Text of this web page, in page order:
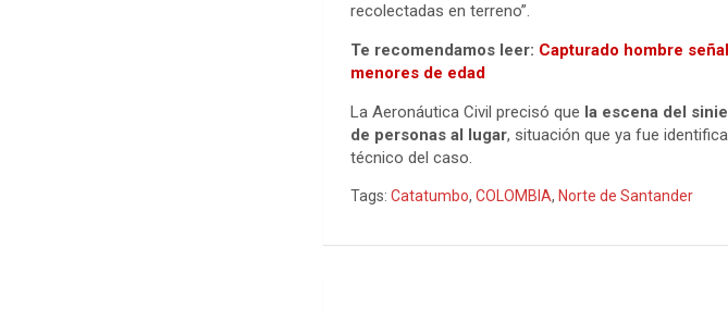
recolectadas en terreno”.
Te recomendamos leer: Capturado hombre
menores de edad
La Aeronáutica Civil precisó que la escena del
de personas al lugar, situación que ya fue
técnico del caso.
Tags: Catatumbo, COLOMBIA, Norte de Santander